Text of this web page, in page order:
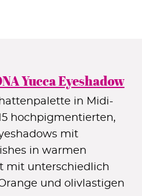
/ matte
teal green / matte
Yucca Eyeshadow
in Midi-
hochpigmentierten,
mit
in warmen
mit unterschiedlich
und olivlastigen